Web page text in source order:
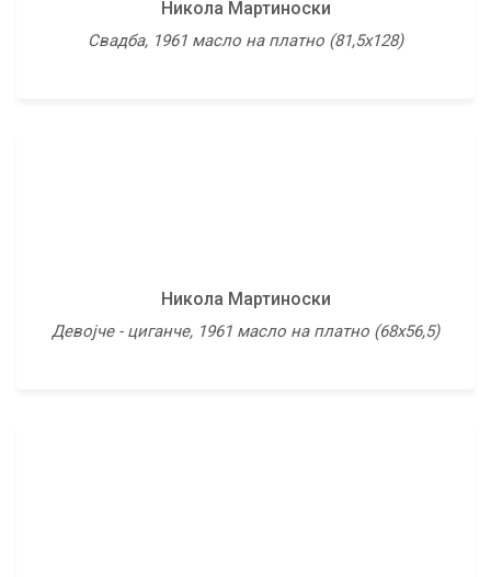
Никола Мартиноски
Свадба, 1961 масло на платно (81,5х128)
Никола Мартиноски
Девојче - циганче, 1961 масло на платно (68х56,5)
Мементо на стариот охридски чун, 1993 масло на
Павле Кузмановски
Мртва природа, 2000 масло на платно (55х65)